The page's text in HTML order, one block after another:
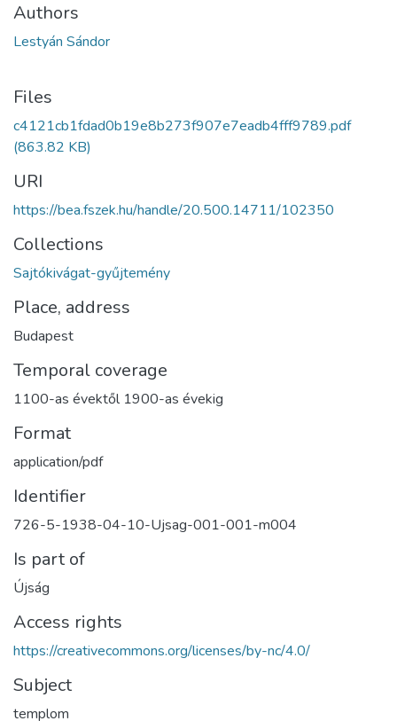
Authors
Lestyán Sándor
Files
c4121cb1fdad0b19e8b273f907e7eadb4fff9789.pdf
(863.82 KB)
URI
https://bea.fszek.hu/handle/20.500.14711/102350
Collections
Sajtókivágat-gyűjtemény
Place, address
Budapest
Temporal coverage
1100-as évektől 1900-as évekig
Format
application/pdf
Identifier
726-5-1938-04-10-Ujsag-001-001-m004
Is part of
Újság
Access rights
https://creativecommons.org/licenses/by-nc/4.0/
Subject
templom